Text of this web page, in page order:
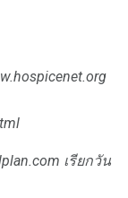
เรียกวัน